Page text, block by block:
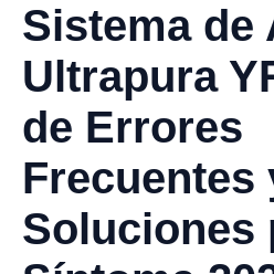
Sistema de
Ultrapura
de Errores
Frecuentes
Soluciones